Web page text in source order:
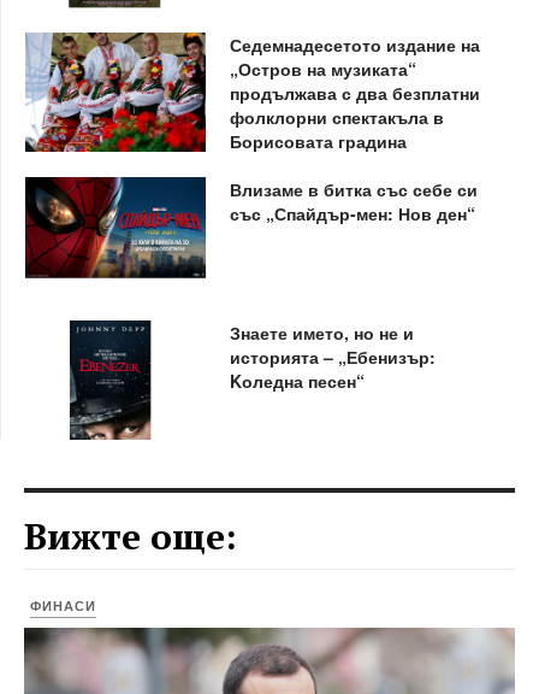
Седемнадесетото издание на
„Остров на музиката“
продължава с два безплатни
фолклорни спектакъла в
Борисовата градина
Влизаме в битка със себе си
със „Спайдър-мен: Нов ден“
Знаете името, но не и
историята – „Ебенизър:
Kоледна песен“
Вижте още:
ФИНАСИ